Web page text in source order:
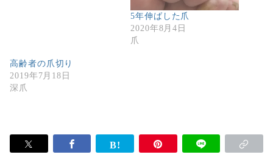
5年伸ばした爪
2020年8月4日
爪
高齢者の爪切り
2019年7月18日
深爪